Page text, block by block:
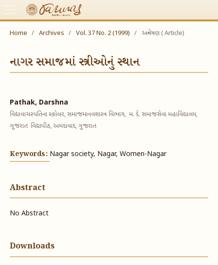
Home / Archives / Vol. 37 No. 2 (1999) / અન્વેષણ ( Article)
નાગર સમાજમાં સ્ત્રીઓનું સ્થાન
Pathak, Darshna
વિદ્યાવાચસ્પતિના સ્કોલર, સમાજમાનવશાસ્ત્ર વિભાગ, મ. દે. સમાજસેવા મહાવિદ્યાલય,
ગૂજરાત વિદ્યાપીઠ, અમદાવાદ, ગુજરાત
Keywords: Nagar society, Nagar, Women-Nagar
Abstract
No Abstract
Downloads